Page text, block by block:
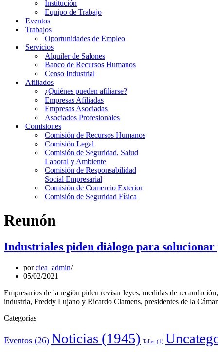
Institución
Equipo de Trabajo
Eventos
Trabajos
Oportunidades de Empleo
Servicios
Alquiler de Salones
Banco de Recursos Humanos
Censo Industrial
Afiliados
¿Quiénes pueden afiliarse?
Empresas Afiliadas
Empresas Asociadas
Asociados Profesionales
Comisiones
Comisión de Recursos Humanos
Comisión Legal
Comisión de Seguridad, Salud
Laboral y Ambiente
Comisión de Responsabilidad
Social Empresarial
Comisión de Comercio Exterior
Comisión de Seguridad Física
Reunón
Industriales piden diálogo para solucionar
porciea_admin
05/02/2021
Empresarios de la región piden revisar leyes, medidas de
industria, Freddy Lujano y Ricardo Clamens, presidentes de la
Categorías
Eventos (26) Noticias (1945) Taller (1)